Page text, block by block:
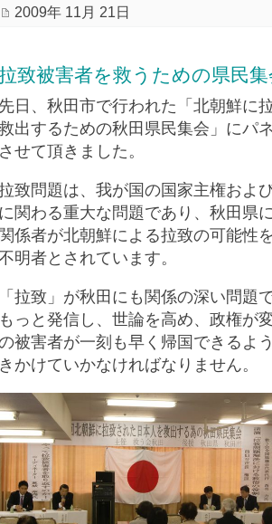
2009年 11月 21日
致被害者を救うための県民
先日、秋田市で行われた「北朝鮮に
出するための秋田県民集会」にパ
させて頂きました。
致問題は、我が国の国家主権およ
に関わる重大な問題であり、秋田県
関係者が北朝鮮による拉致の可能性
明者とされています。
「拉致」が秋田にも関係の深い問題
もっと発信し、世論を高め、政権が
被害者が一刻も早く帰国できるよ
きかけていかなければなりません。